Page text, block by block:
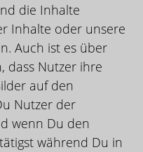
die Inhalte
Inhalte oder unsere
Auch ist es über
dass Nutzer ihre
auf den
Nutzer der
wenn Du den
während Du in